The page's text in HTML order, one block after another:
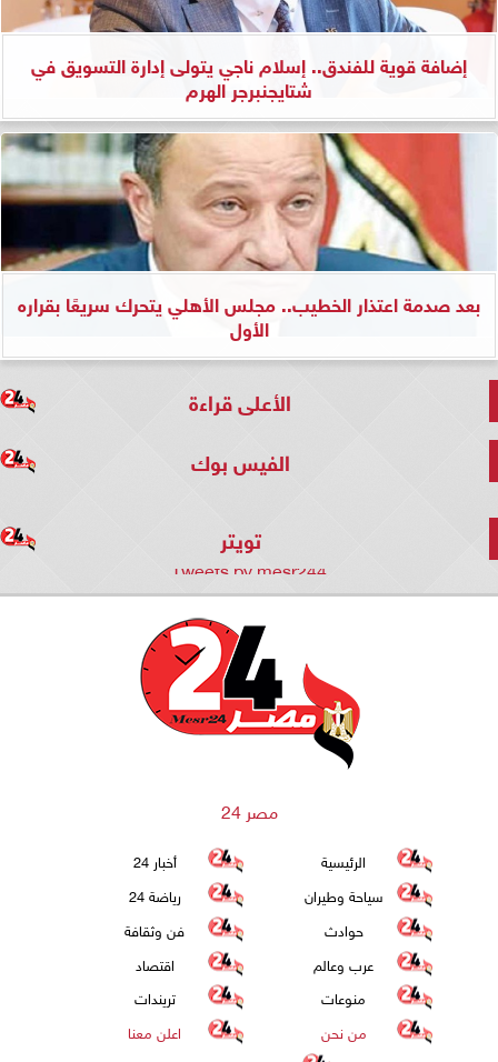
إضافة قوية للفندق.. إسلام ناجي يتولى إدارة التسويق في
شتايجنبرجر الهرم
بعد صدمة اعتذار الخطيب.. مجلس الأهلي يتحرك سريعًا بقراره
الأول
الأعلى قراءة
الفيس بوك
تويتر
Tweets by mesr244
مصر 24
الرئيسية
أخبار 24
سياحة وطيران
رياضة 24
حوادث
فن وثقافة
عرب وعالم
اقتصاد
منوعات
تريندات
من نحن
اعلن معنا